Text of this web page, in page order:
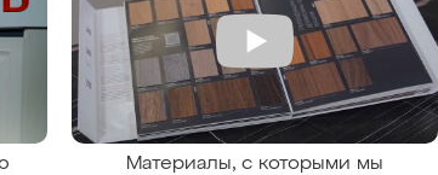
Материалы, с которыми мы